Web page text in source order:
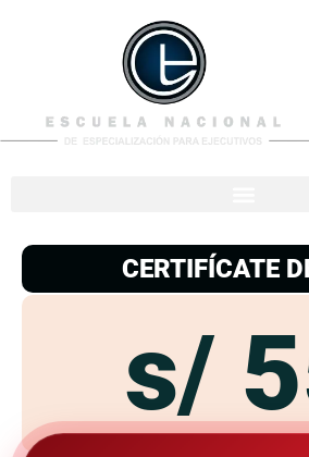
CERTIFÍCATE
s/